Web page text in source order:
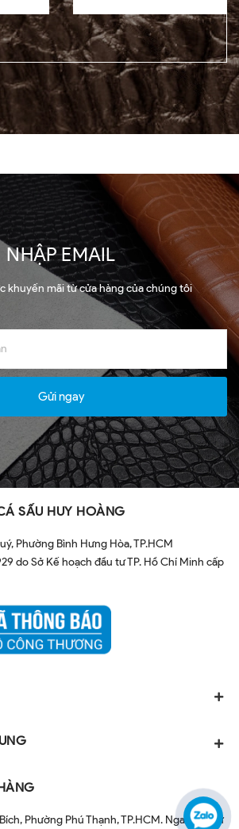
NHẬP EMAIL
khuyến mãi từ cửa hàng của chúng tôi
Gửi ngay
SẤU HUY HOÀNG
Phường Bình Hưng Hòa, TP.HCM
do Sở Kế hoạch đầu tư TP. Hồ Chí Minh cấp
Phường Phú Thạnh, TP.HCM. Ngay ngã tư